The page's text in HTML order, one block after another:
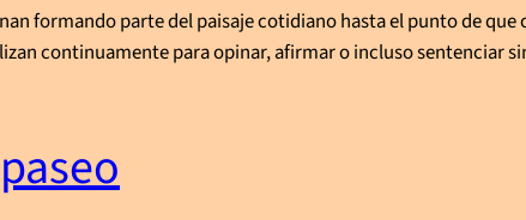
formando parte del paisaje cotidiano hasta el punto de que
continuamente para opinar, afirmar o incluso sentenciar